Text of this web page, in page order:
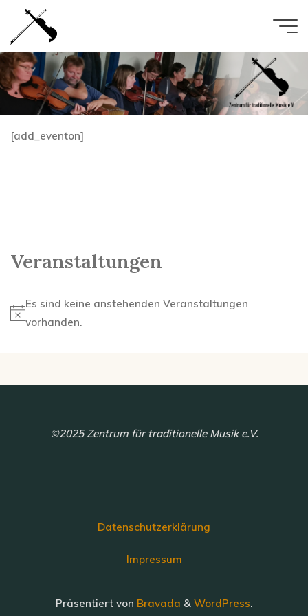
Inhalt
springen
[add_eventon]
Veranstaltungen
Hinweis
Es sind keine anstehenden Veranstaltungen
vorhanden.
©2025 Zentrum für traditionelle Musik e.V.
Datenschutzerklärung
Impressum
Präsentiert von Bravada & WordPress.